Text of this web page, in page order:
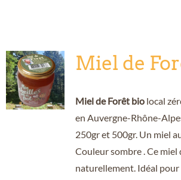
Miel de
Miel de Forêt biolocal
en Auvergne-Rhône-
250gr et 500gr. Un miel
Couleur sombre . Ce
naturellement. Idéal